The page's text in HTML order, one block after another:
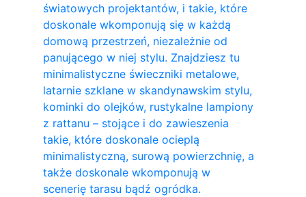
światowych projektantów, i takie, które
doskonale wkomponują się w każdą
domową przestrzeń, niezależnie od
panującego w niej stylu. Znajdziesz tu
minimalistyczne świeczniki metalowe,
latarnie szklane w skandynawskim stylu,
kominki do olejków, rustykalne lampiony
z rattanu – stojące i do zawieszenia
takie, które doskonale ocieplą
minimalistyczną, surową powierzchnię, a
także doskonale wkomponują w
scenerię tarasu bądź ogródka.